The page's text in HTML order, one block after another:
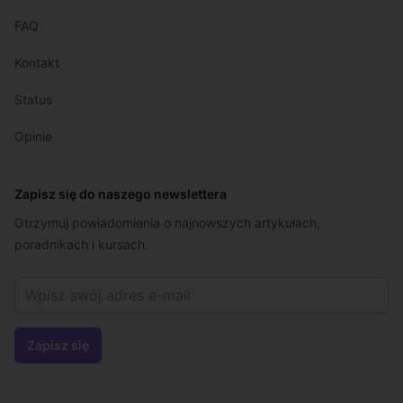
FAQ
Kontakt
Status
Opinie
Zapisz się do naszego newslettera
Otrzymuj powiadomienia o najnowszych artykułach,
poradnikach i kursach.
Zapisz się